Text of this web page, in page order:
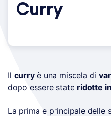
Curry
Il curry è una miscela di
dopo essere state ridotte
La prima e principale delle